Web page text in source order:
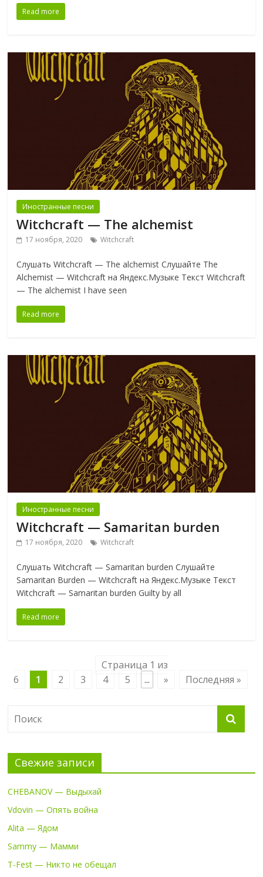
Read more
Иностранные песни
Witchcraft — The alchemist
17 ноября, 2020 Witchcraft
Слушать Witchcraft — The alchemist Слушайте The
Alchemist — Witchcraft на Яндекс.Музыке Текст Witchcraft
— The alchemist I have seen
Read more
Иностранные песни
Witchcraft — Samaritan burden
17 ноября, 2020 Witchcraft
Слушать Witchcraft — Samaritan burden Слушайте
Samaritan Burden — Witchcraft на Яндекс.Музыке Текст
Witchcraft — Samaritan burden Guilty by all
Read more
Страница 1 из
6
1 2 3 4 5 ... » Последняя »
Свежие записи
CHEBANOV — Выдыхай
Vdovin — Опять война
Alita — Ядом
Sammy — Мамми
T-Fest — Никто не обещал